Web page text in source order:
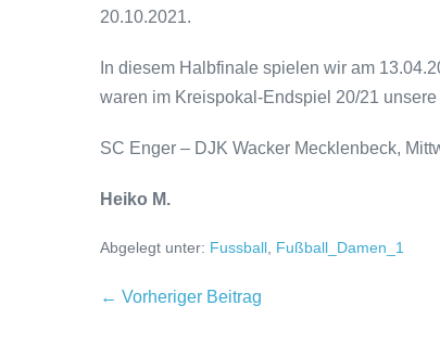
20.10.2021.
In diesem Halbfinale spielen wir am
waren im Kreispokal-Endspiel 20/21
SC Enger – DJK Wacker Mecklenbeck,
Heiko M.
Abgelegt unter: Fussball Fußball_Damen_1
← Vorheriger Beitrag